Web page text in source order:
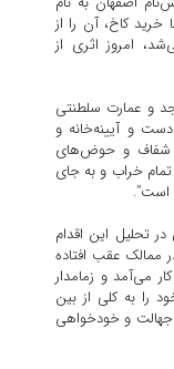
کاخ، آن را از
امروز اثری از
و عمارت سلطنتی
و آیینه‌خانه و
شفاف و حوض‌های
خراب و به جای
است”.
تحلیل این اقدام
ممالک عقب افتاده
می‌آمد و زمامدار
را به کلی از بین
و خودخواهی